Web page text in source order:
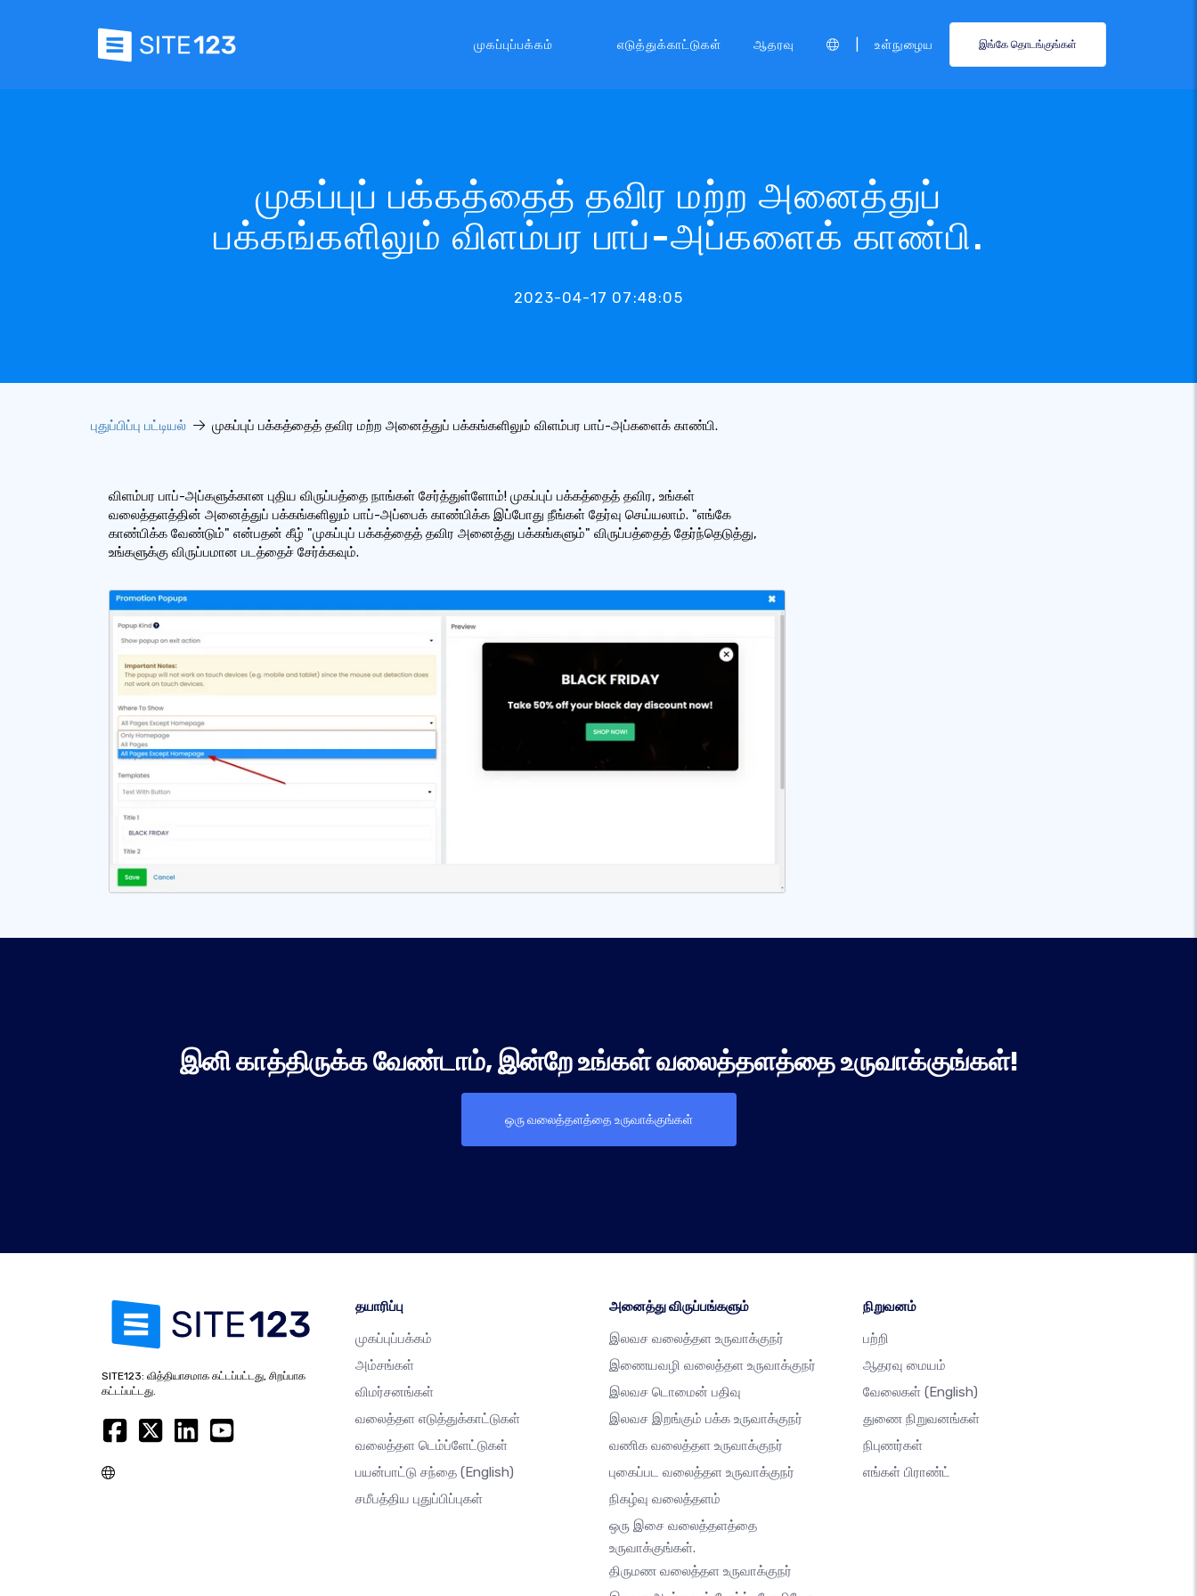
முகப்புப்பக்கம் எடுத்துக்காட்டுகள் ஆதரவு உள்நுழைய இங்கே தொடங்குங்கள்
முகப்புப் பக்கத்தைத் தவிர மற்ற அனைத்துப்
பக்கங்களிலும் விளம்பர பாப்-அப்களைக் காண்பி.
2023-04-17 07:48:05
புதுப்பிப்பு பட்டியல் முகப்புப் பக்கத்தைத் தவிர மற்ற அனைத்துப் பக்கங்களிலும் விளம்பர பாப்-அப்களைக் காண்பி.
விளம்பர பாப்-அப்களுக்கான புதிய விருப்பத்தை நாங்கள் சேர்த்துள்ளோம்! முகப்புப் பக்கத்தைத் தவிர, உங்கள்
வலைத்தளத்தின் அனைத்துப் பக்கங்களிலும் பாப்-அப்பைக் காண்பிக்க இப்போது நீங்கள் தேர்வு செய்யலாம். "எங்கே
காண்பிக்க வேண்டும்" என்பதன் கீழ் "முகப்புப் பக்கத்தைத் தவிர அனைத்து பக்கங்களும்" விருப்பத்தைத் தேர்ந்தெடுத்து,
உங்களுக்கு விருப்பமான படத்தைச் சேர்க்கவும்.
இனி காத்திருக்க வேண்டாம், இன்றே உங்கள் வலைத்தளத்தை உருவாக்குங்கள்!
ஒரு வலைத்தளத்தை உருவாக்குங்கள்
SITE123: வித்தியாசமாக கட்டப்பட்டது, சிறப்பாக
கட்டப்பட்டது.
தயாரிப்பு
முகப்புப்பக்கம்
அம்சங்கள்
விமர்சனங்கள்
வலைத்தள எடுத்துக்காட்டுகள்
வலைத்தள டெம்ப்ளேட்டுகள்
பயன்பாட்டு சந்தை (English)
சமீபத்திய புதுப்பிப்புகள்
அனைத்து விருப்பங்களும்
இலவச வலைத்தள உருவாக்குநர்
இணையவழி வலைத்தள உருவாக்குநர்
இலவச டொமைன் பதிவு
இலவச இறங்கும் பக்க உருவாக்குநர்
வணிக வலைத்தள உருவாக்குநர்
புகைப்பட வலைத்தள உருவாக்குநர்
நிகழ்வு வலைத்தளம்
ஒரு இசை வலைத்தளத்தை
உருவாக்குங்கள்.
திருமண வலைத்தள உருவாக்குநர்
நிறுவனம்
பற்றி
ஆதரவு மையம்
வேலைகள் (English)
துணை நிறுவனங்கள்
நிபுணர்கள்
எங்கள் பிராண்ட்